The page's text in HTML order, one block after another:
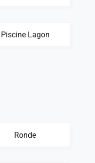
Piscine Lagon
Ronde